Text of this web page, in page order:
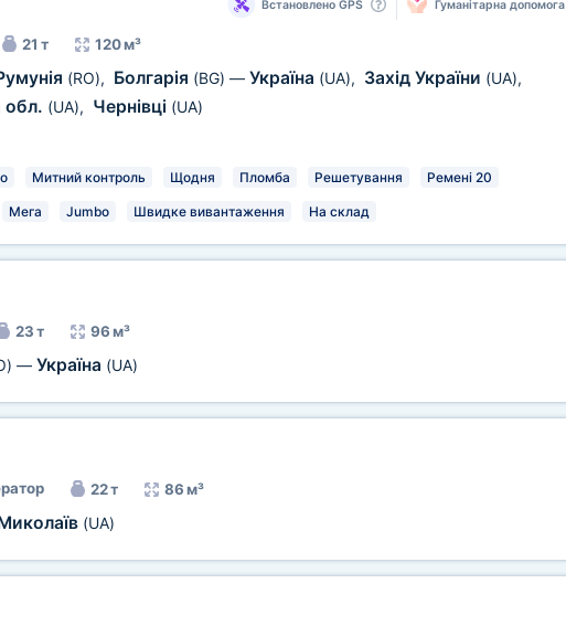
Встановлено GPS Гуманітарна допомога
21 т 120 м³
(RO), Болгарія (BG) — Україна (UA), Захід України (UA),
обл. (UA), Чернівці (UA)
Митний контроль Щодня Пломба Решетування Ремені 20
Мега Jumbo Швидке вивантаження На склад
23 т 96 м³
— Україна (UA)
22 т 86 м³
(UA)